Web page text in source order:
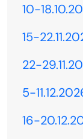
10-
15-
22-
5-
16-